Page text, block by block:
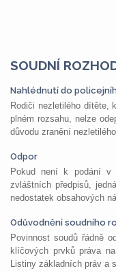
SOUDNÍ
Nahlédnutí do
Rodiči nezletilého dítěte,
plném rozsahu, nelze
důvodu zranění
Odpor
Pokud není k podání v
zvláštních předpisů,
nedostatek obsahových
Odůvodnění soudního
Povinnost soudů řádně
klíčových prvků práva
Listiny základních práv a